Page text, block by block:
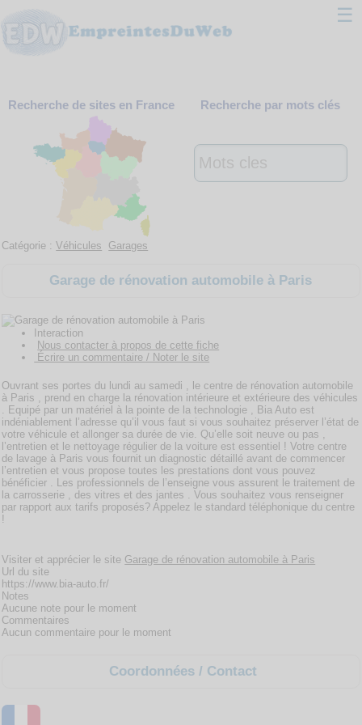
☰
Webmaster
Contact
Support
Recherche de sites en France Recherche par mots clés
Catégorie :Véhicules Garages
Garage de rénovation automobile à Paris
Interaction
Nous contacter à propos de cette fiche
Écrire un commentaire / Noter le site
Ouvrant ses portes du lundi au samedi , le centre de rénovation automobile
à Paris , prend en charge la rénovation intérieure et extérieure des véhicules
. Equipé par un matériel à la pointe de la technologie , Bia Auto est
indéniablement l’adresse qu’il vous faut si vous souhaitez préserver l’état de
votre véhicule et allonger sa durée de vie. Qu’elle soit neuve ou pas ,
l’entretien et le nettoyage régulier de la voiture est essentiel ! Votre centre
de lavage à Paris vous fournit un diagnostic détaillé avant de commencer
l’entretien et vous propose toutes les prestations dont vous pouvez
bénéficier . Les professionnels de l’enseigne vous assurent le traitement de
la carrosserie , des vitres et des jantes . Vous souhaitez vous renseigner
par rapport aux tarifs proposés? Appelez le standard téléphonique du centre
!
Visiter et apprécier le site Garage de rénovation automobile à Paris
Url du site
https://www.bia-auto.fr/
Notes
Aucune note pour le moment
Commentaires
Aucun commentaire pour le moment
Coordonnées / Contact